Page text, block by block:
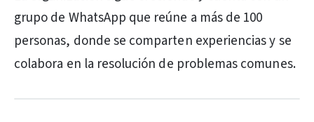
grupo de WhatsApp que reúne a más de 100
personas, donde se comparten experiencias y se
colabora en la resolución de problemas comunes.